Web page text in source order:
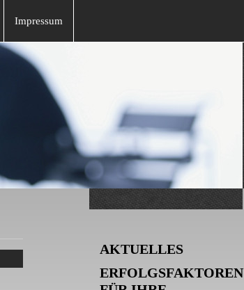
Impressum
AKTUELLES
ERFOLGSFAKTOREN